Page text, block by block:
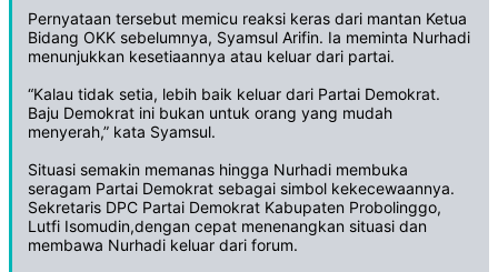
Pernyataan tersebut memicu reaksi keras dari mantan Ketua
Bidang OKK sebelumnya, Syamsul Arifin. Ia meminta Nurhadi
menunjukkan kesetiaannya atau keluar dari partai.
“Kalau tidak setia, lebih baik keluar dari Partai Demokrat.
Baju Demokrat ini bukan untuk orang yang mudah
menyerah,” kata Syamsul.
Situasi semakin memanas hingga Nurhadi membuka
seragam Partai Demokrat sebagai simbol kekecewaannya.
Sekretaris DPC Partai Demokrat Kabupaten Probolinggo,
Lutfi Isomudin,dengan cepat menenangkan situasi dan
membawa Nurhadi keluar dari forum.